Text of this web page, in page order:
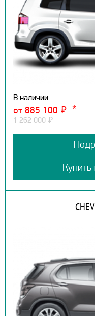
В наличии
от 885 100 ₽
1 262 000₽
Купить